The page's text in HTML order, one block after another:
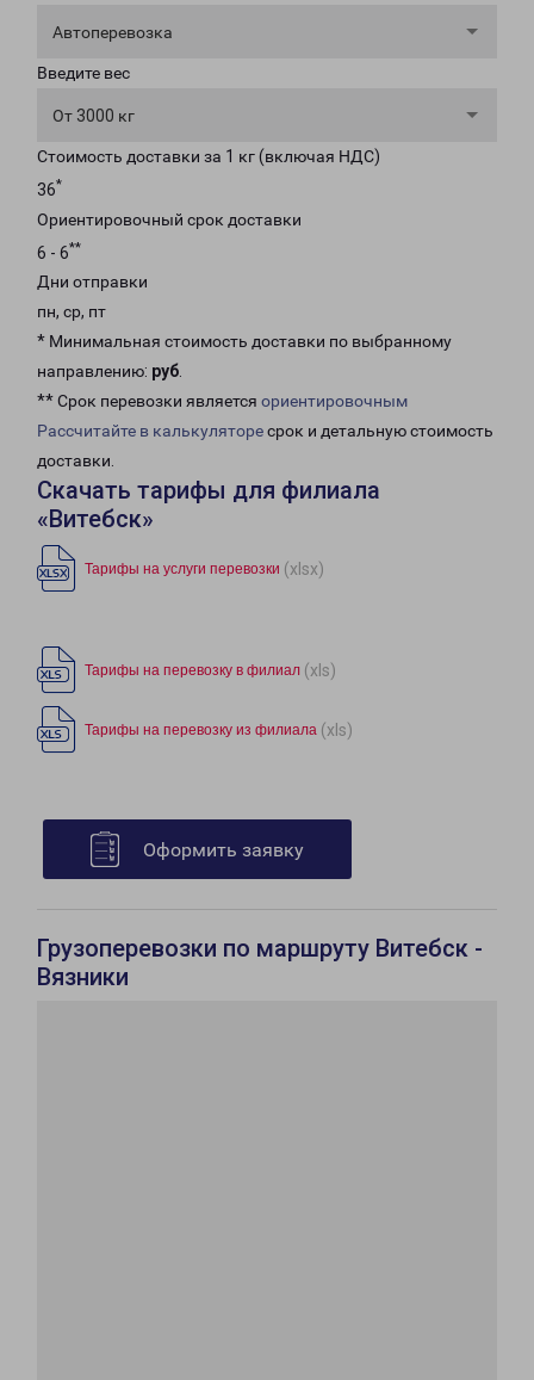
Автоперевозка
Введите вес
От 3000 кг
Стоимость доставки за 1 кг (включая НДС)
36*
Ориентировочный срок доставки
6 - 6**
Дни отправки
пн, ср, пт
* Минимальная стоимость доставки по выбранному
направлению: руб.
** Срок перевозки является ориентировочным
Рассчитайте в калькуляторесрок и детальную стоимость
доставки.
Скачать тарифы для филиала
«Витебск»
Тарифы на услуги перевозки (xlsx)
Тарифы на перевозку в филиал (xls)
Тарифы на перевозку из филиала (xls)
Оформить заявку
Грузоперевозки по маршруту Витебск -
Вязники